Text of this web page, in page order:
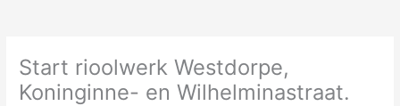
Start rioolwerk Westdorpe,
Koninginne- en Wilhelminastraat.